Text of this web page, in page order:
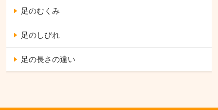
足のむくみ
足のしびれ
足の長さの違い